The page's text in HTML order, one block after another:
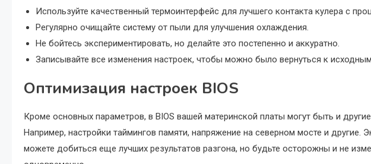
Используйте качественный термоинтерфейс для лучшего контакта кулера с
Регулярно очищайте систему от пыли для улучшения охлаждения.
Не бойтесь экспериментировать, но делайте это постепенно и аккуратно.
Записывайте все изменения настроек, чтобы можно было вернуться к
Оптимизация настроек BIOS
Кроме основных параметров, в BIOS вашей материнской платы могут быть и
Например, настройки таймингов памяти, напряжение на северном мосте и другие.
можете добиться еще лучших результатов разгона, но будьте осторожны и не